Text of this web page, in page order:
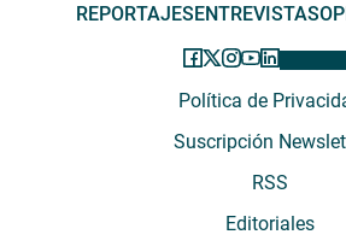
REPORTAJESENTREVISTAS
Política de
Suscripción
RSS
Editoriales